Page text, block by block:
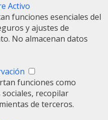
Activo
funciones esenciales del
y ajustes de
No almacenan datos
funciones como
recopilar
de terceros.